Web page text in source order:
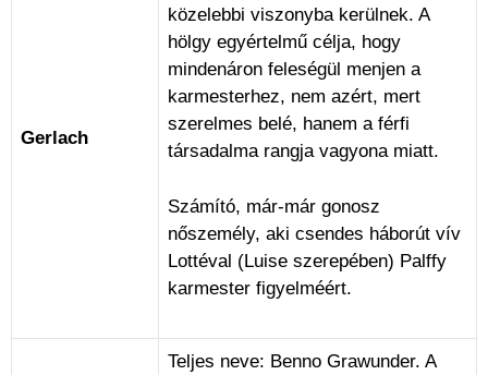
Gerlach
közelebbi viszonyba kerülnek. A
hölgy egyértelmű célja, hogy
mindenáron feleségül menjen a
karmesterhez, nem azért, mert
szerelmes belé, hanem a férfi
társadalma rangja vagyona miatt.
Számító, már-már gonosz
nőszemély, aki csendes háborút vív
Lottéval (Luise szerepében) Palffy
karmester figyelméért.
Teljes neve: Benno Grawunder. A